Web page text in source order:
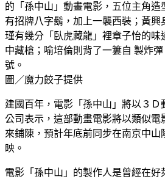
的「孫中山」動畫電影，五位主角造
有招牌八字鬍，加上一襲西裝；黃興
瑾有幾分「臥虎藏龍」裡章子怡的味
中藏槍；喻培倫則背了一簍自 製炸
號。
圖／魔力餃子提供
建國百年，電影「孫中山」將以３Ｄ
公司表示，這部動畫電影將以類似電
來鋪陳，預計年底前同步在南京中山
映。
電影「孫中山」的製作人是曾經在好